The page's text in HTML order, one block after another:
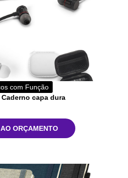
com Função
Caderno capa dura
ORÇAMENTO